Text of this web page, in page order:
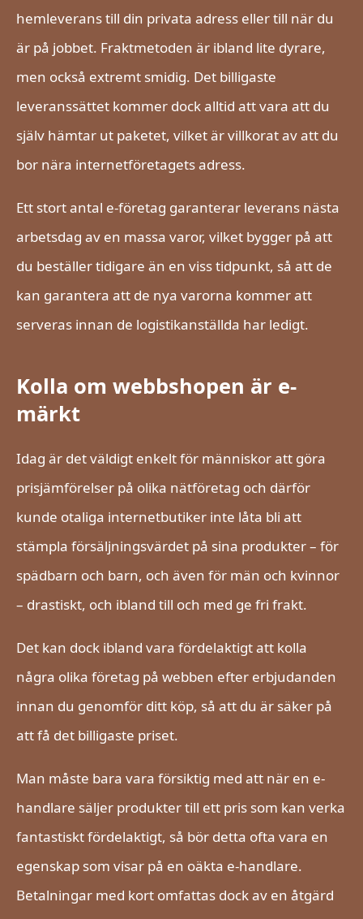
hemleverans till din privata adress eller till när du
är på jobbet. Fraktmetoden är ibland lite dyrare,
men också extremt smidig. Det billigaste
leveranssättet kommer dock alltid att vara att du
själv hämtar ut paketet, vilket är villkorat av att du
bor nära internetföretagets adress.
Ett stort antal e-företag garanterar leverans nästa
arbetsdag av en massa varor, vilket bygger på att
du beställer tidigare än en viss tidpunkt, så att de
kan garantera att de nya varorna kommer att
serveras innan de logistikanställda har ledigt.
Kolla om webbshopen är e-
märkt
Idag är det väldigt enkelt för människor att göra
prisjämförelser på olika nätföretag och därför
kunde otaliga internetbutiker inte låta bli att
stämpla försäljningsvärdet på sina produkter – för
spädbarn och barn, och även för män och kvinnor
– drastiskt, och ibland till och med ge fri frakt.
Det kan dock ibland vara fördelaktigt att kolla
några olika företag på webben efter erbjudanden
innan du genomför ditt köp, så att du är säker på
att få det billigaste priset.
Man måste bara vara försiktig med att när en e-
handlare säljer produkter till ett pris som kan verka
fantastiskt fördelaktigt, så bör detta ofta vara en
egenskap som visar på en oäkta e-handlare.
Betalningar med kort omfattas dock av en åtgärd